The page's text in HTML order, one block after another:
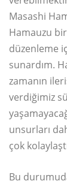
Masashi
Hamauzu
düzenleme
sunardım.
zamanın
verdiğimiz
unsurları
çok
Bu